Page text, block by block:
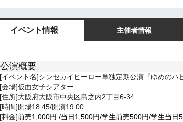
イベント情報 主催者情報
公演概要
[イベント名]シンセカイヒーロー単独定期公演『ゆめのハ
[会場]仮面女子シアター
[住所]大阪府大阪市中央区島之内2丁目6-34
[時間]開場18:45/開演19:00
[料金]前売1,000円 /当日1,500円/学生前売500円/学生当日